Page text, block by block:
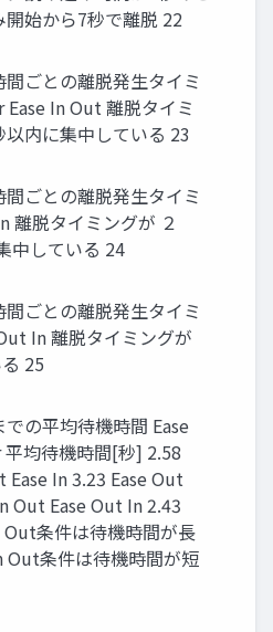
開始から7秒で離脱 22
ごとの離脱発生タイミ
Ease In Out 離脱タイミ
以内に集中している 23
ごとの離脱発生タイミ
離脱タイミングが ２
中している 24
ごとの離脱発生タイミ
In 離脱タイミングが
25
の平均待機時間 Ease
均待機時間[秒] 2.58
Ease In 3.23 Ease Out
Out Ease Out In 2.43
Out条件は待機時間が長
Out条件は待機時間が短